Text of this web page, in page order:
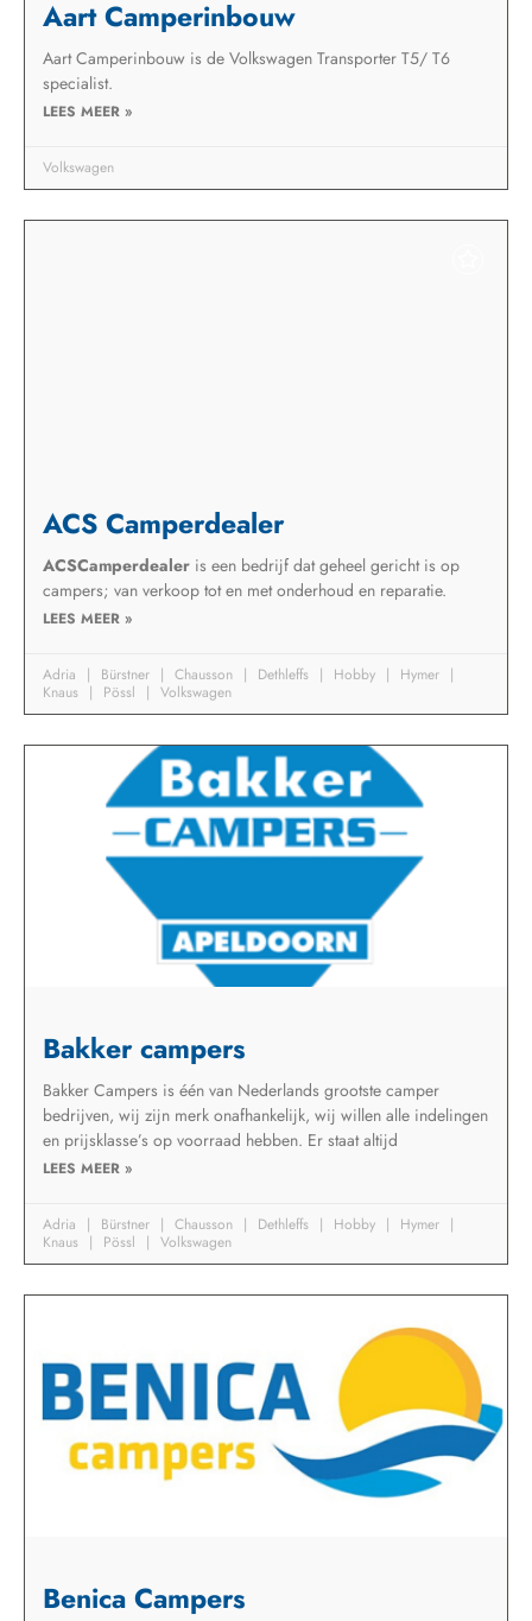
Aart Camperinbouw
Aart Camperinbouw is de Volkswagen Transporter T5/ T6
specialist.
LEES MEER »
Volkswagen
ACS Camperdealer
ACSCamperdealer is een bedrijf dat geheel gericht is op
campers; van verkoop tot en met onderhoud en reparatie.
LEES MEER »
Adria Bürstner Chausson Dethleffs Hobby
Hymer
Knaus
Pössl Volkswagen
Bakker campers
Bakker Campers is één van Nederlands grootste camper
bedrijven, wij zijn merk onafhankelijk, wij willen alle indelingen
en prijsklasse’s op voorraad hebben. Er staat altijd
LEES MEER »
Adria Bürstner Chausson Dethleffs Hobby
Hymer
Knaus
Pössl Volkswagen
Benica Campers